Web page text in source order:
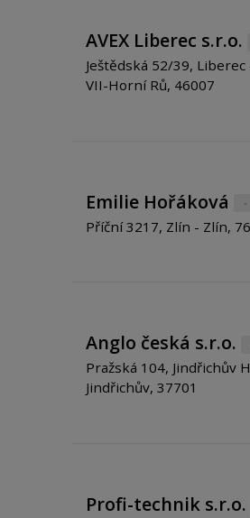
AVEX Liberec s.r.o.
Ještědská 52/39,
VII-Horní Rů, 46007
Emilie Hořáková
Příční 3217, Zlín - Zlín,
Anglo česká s.r.o.
Pražská 104, Jindřichův
Jindřichův, 37701
Profi-technik s.r.o.